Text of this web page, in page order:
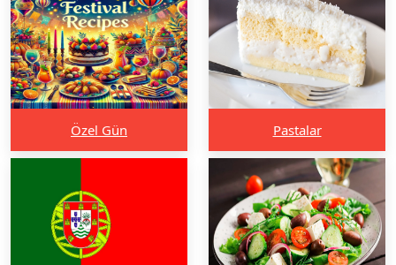
Özel Gün Pastalar